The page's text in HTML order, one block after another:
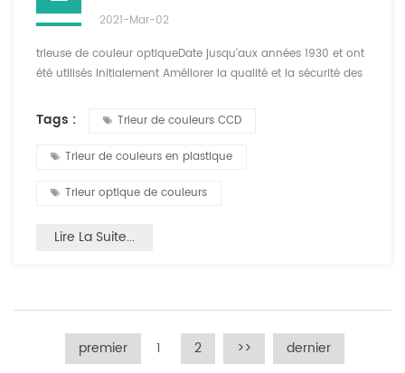
2021-Mar-02
trieuse de couleur optiqueDate jusqu'aux années 1930 et ont
été utilisés Initialement Améliorer la qualité et la sécurité des
de compagnie a ouvert la voie à leur utiliser dans
plastiques-premier Pour éliminer les couleurs vertes et autres
de l'animal de compagnie transparent dans des récipients
Tags : Trieur de couleurs CCD
Trieur de couleurs en plastique
Trieur optique de couleurs
Lire La Suite...
premier 1 2 >> dernier